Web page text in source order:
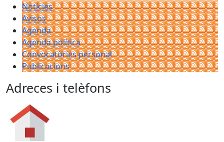
Notícies
Avisos
Agenda
Agenda política
Convocatòries personal
Publicacions
Adreces i telèfons